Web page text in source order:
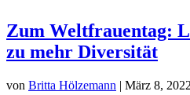
Zum Weltfrauentag:
zu mehr Diversität
von Britta Hölzemann | März 8, 2022